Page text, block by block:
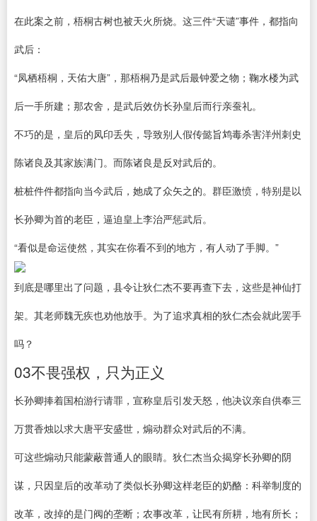
在此案之前，梧桐古树也被天火所烧。这三件“天谴”事件，都指向
武后：
“凤栖梧桐，天佑大唐”，那梧桐乃是武后最钟爱之物；鞠水楼为武
后一手所建；那农舍，是武后效仿长孙皇后而行亲蚕礼。
不巧的是，皇后的凤印丢失，导致别人假传懿旨鸩毒杀害洋州刺史
陈诸良及其家族满门。而陈诸良是反对武后的。
桩桩件件都指向当今武后，她成了众矢之的。群臣激愤，特别是以
长孙卿为首的老臣，逼迫皇上李治严惩武后。
“看似是命运使然，其实在你看不到的地方，有人动了手脚。”
到底是哪里出了问题，县令让狄仁杰不要再查下去，这些是神仙打
架。其老师魏无疾也劝他放手。为了追求真相的狄仁杰会就此罢手
吗？
03不畏强权，只为正义
长孙卿捧着国柏游行请罪，宣称皇后引发天怒，他决议亲自供奉三
万贯香烛以求大唐平安盛世，煽动群众对武后的不满。
可这些煽动只能蒙蔽普通人的眼睛。狄仁杰当众揭穿长孙卿的阴
谋，只因皇后的改革动了类似长孙卿这样老臣的奶酪：科举制度的
改革，改掉的是门阀的垄断；农事改革，让民有所耕，地有所长；